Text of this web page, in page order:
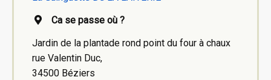
Ca se passe où ?
Jardin de la plantade rond point du four à chaux
rue Valentin Duc,
34500 Béziers